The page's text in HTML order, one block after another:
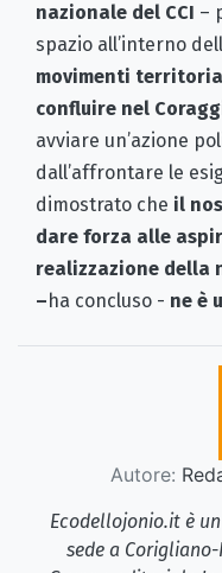
nazionale del CCI –
spazio all’interno
movimenti
confluire nel
avviare un’azione
dall’affrontare le
dimostrato che il
dare forza alle
realizzazione della
– ha concluso - ne è
Autore:
Ecodellojonio.it è
sede a